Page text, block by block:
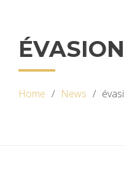
ÉVASION
Home News